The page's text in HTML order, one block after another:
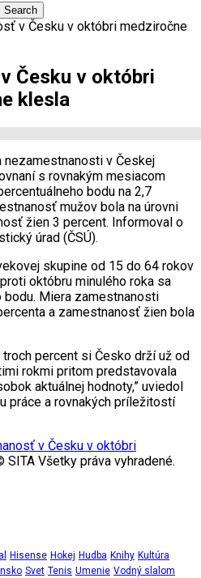
v Česku v októbri medziročne
Česku v októbri
klesla
nezamestnanosti v Českej
s rovnakým mesiacom
bodu na 2,7
mužov bola na úrovni
žien 3 percent. Informoval o
úrad (ČSÚ).
skupine od 15 do 64 rokov
októbru minulého roka sa
bodu. Miera zamestnanosti
a zamestnanosť žien bola
percent si Česko drží už od
rokmi pritom predstavovala
aktuálnej hodnoty,” uviedol
práce a rovnakých príležitostí
v Česku v októbri
SITA Všetky práva vyhradené.
Hisense Hokej Hudba Knihy Kultúra
Svet Tenis Umenie Vodný slalom